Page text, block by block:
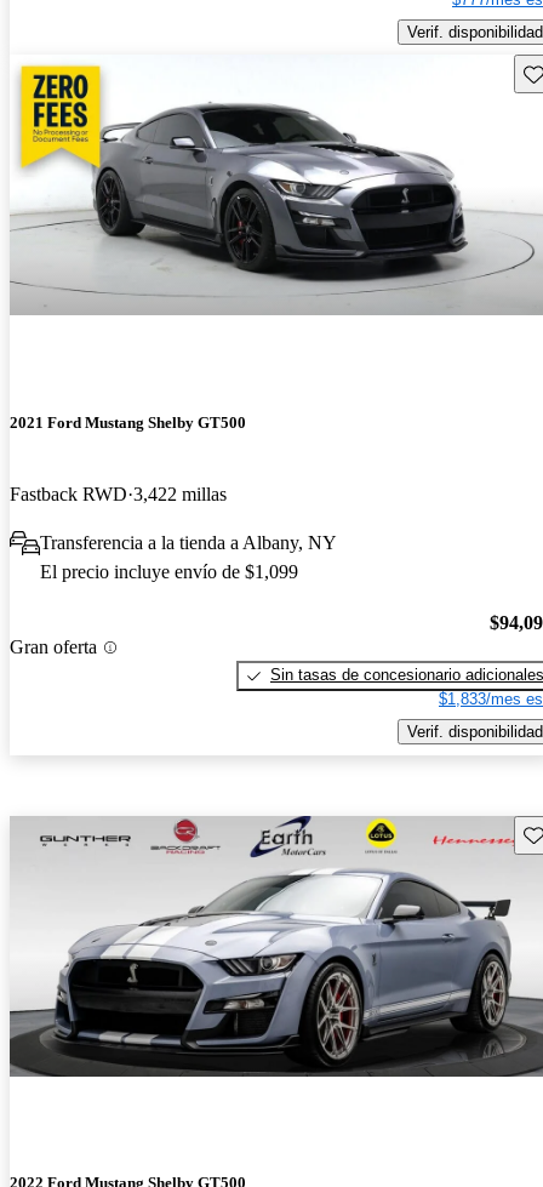
Verif. disponibilidad
2021 Ford Mustang Shelby GT500
Fastback RWD 3,422 millas
Transferencia a la tienda a Albany, NY
El precio incluye envío de $1,099
Gran oferta
Sin tasas de concesionario adicionales
$1,833/mes
Verif. disponibilidad
2022 Ford Mustang Shelby GT500